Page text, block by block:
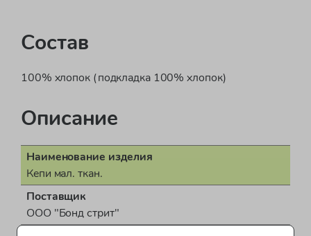
Состав
100% хлопок (подкладка 100% хлопок)
Описание
Наименование изделия
Кепи мал. ткан.
Поставщик
ООО "Бонд стрит"